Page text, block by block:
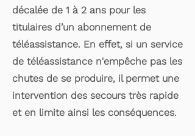
décalée de 1 à 2 ans pour les
titulaires d’un abonnement de
téléassistance. En effet, si un service
de téléassistance n'empêche pas les
chutes de se produire, il permet une
intervention des secours très rapide
et en limite ainsi les conséquences.